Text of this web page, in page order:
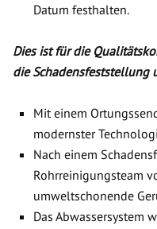
Datum festhalten.
Dies ist für die
die Schadensfeststellung
Mit einem
modernster
Nach einem
Rohrreinigungsteam
umweltschonende
Das Abwassersystem